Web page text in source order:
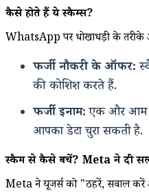
कैसे होते हैं ये स्कैम्स?
WhatsApp पर धोखाधड़ी के तरीके
फर्जी नौकरी के ऑफर:
की कोशिश करते हैं.
फर्जी इनाम:एक और आम
आपका डेटा चुरा सकती है.
स्कैम से कैसे बचें? Meta ने दी
Meta ने यूजर्स को "ठहरें, सवाल